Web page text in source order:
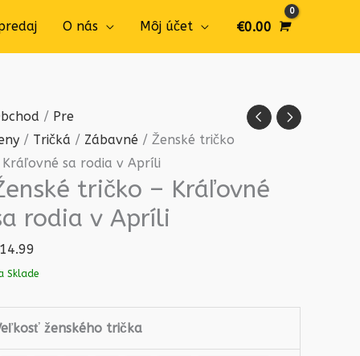
O nás Môj účet €0.00
/ Pre
/ Tričká / Zábavné / Ženské tričko
Kráľovné sa rodia v Apríli
tričko – Kráľovné
rodia v Apríli
14.99
Sklade
ženského trička
množstvo
Ženské
tričko
-
Kráľovné
rodia
v